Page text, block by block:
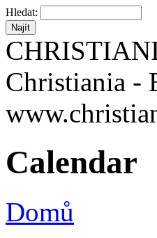
Hledat:
Christiania -
Calendar
Domů